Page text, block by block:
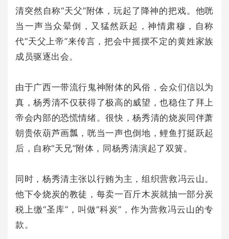
清突然自称“天父”附体，玩起了降神的把戏。他咣
当一声当众晕倒，又猛然跃起，神情肃穆，自称
代“天父上帝”来传言，把会中摇摆不定的黄姓家族
成员驱逐出会。
由于广西一带流行鬼神附体的风俗，会众们信以为
真，杨秀清不仅获得了极高的威望，也稳住了拜上
帝会内部的恐慌情绪。很快，杨秀清的烧炭同伴萧
朝贵依葫芦画瓢，咣当一声也倒地，鲤鱼打挺跃起
后，自称“天兄”附体，同杨秀清演起了双簧。
同时，杨秀清主张以行贿为主，组织营救冯云山。
他下令烧炭的教徒，每卖一百斤木炭就抽一部分炭
税上缴“圣库”，叫做“科炭”，作为营救冯云山的专
款。